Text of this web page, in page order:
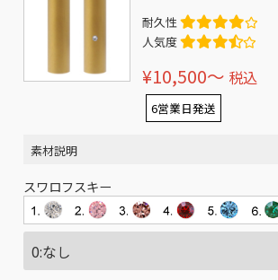
耐久性
人気度
¥10,500〜 税込
6営業日発送
素材説明
スワロフスキー